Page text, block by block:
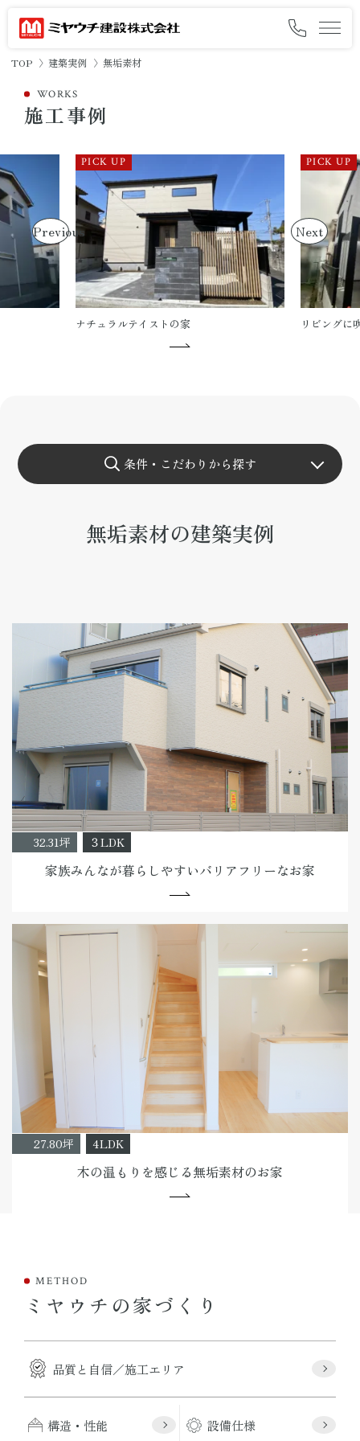
ミヤウチの家づくり
オーナー様の暮らし
会社情報
採用情報
TOP 建築実例 無垢素材
WORKS
施工事例
Previous
ナチュラルテイストの家 リビングに
Next
条件・こだわりから探す
無垢素材の建築実例
32.31坪 ３LDK
家族みんなが暮らしやすいバリアフリーなお家
27.80坪 4LDK
木の温もりを感じる無垢素材のお家
METHOD
ミヤウチの家づくり
品質と自信／施工エリア
構造・性能 設備仕様